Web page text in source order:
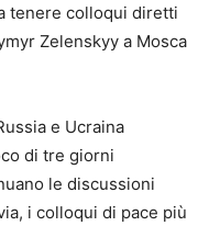
tenere colloqui diretti
Zelenskyy a Mosca
e Ucraina
di tre giorni
le discussioni
i colloqui di pace più